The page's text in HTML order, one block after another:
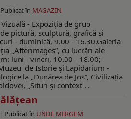
Publicat în MAGAZIN
- Expoziția de grup
pictură, sculptură, grafică și
- duminică, 9.00 - 16.30.Galeria
„Afterimagesˮ, cu lucrări ale
luni - vineri, 10.00 - 18.00;
de Istorie şi Lapidarium -
la „Dunărea de Jos”, Civilizaţia
„Situri şi context ...
Publicat în UNDE MERGEM